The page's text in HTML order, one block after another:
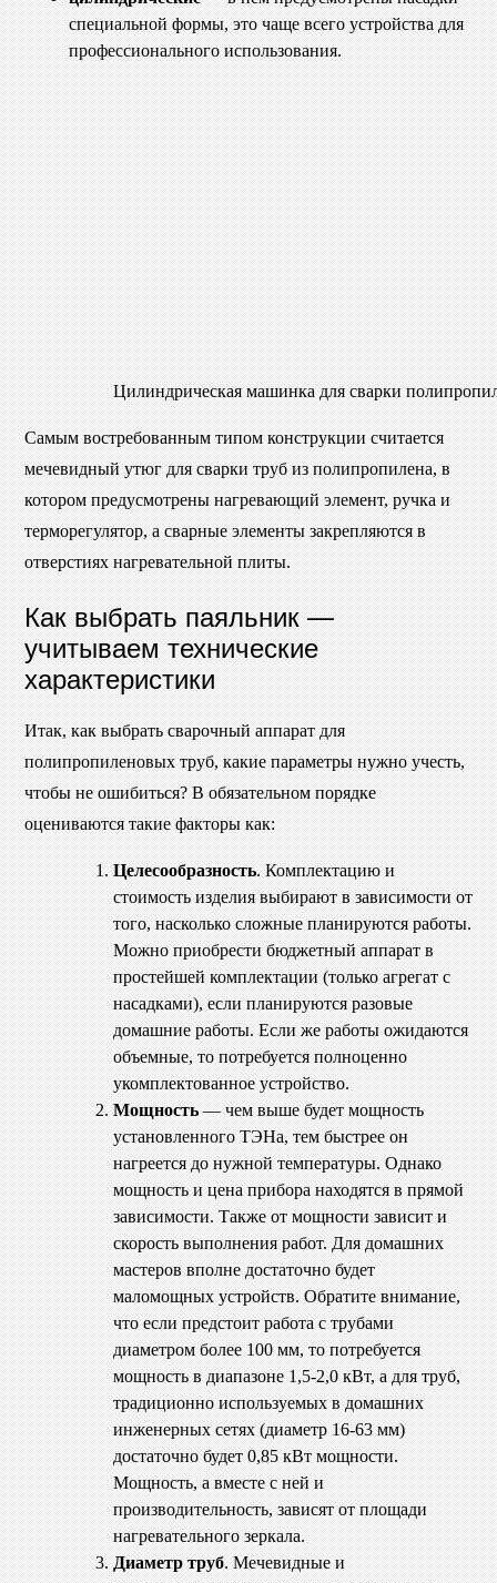
специальной формы, это чаще всего устройства для
профессионального использования.
Цилиндрическая машинка для сварки
Самым востребованным типом конструкции считается
мечевидный утюг для сварки труб из полипропилена, в
котором предусмотрены нагревающий элемент, ручка и
терморегулятор, а сварные элементы закрепляются в
отверстиях нагревательной плиты.
Как выбрать паяльник —
учитываем технические
характеристики
Итак, как выбрать сварочный аппарат для
полипропиленовых труб, какие параметры нужно учесть,
чтобы не ошибиться? В обязательном порядке
оцениваются такие факторы как:
Целесообразность. Комплектацию и
стоимость изделия выбирают в зависимости от
того, насколько сложные планируются работы.
Можно приобрести бюджетный аппарат в
простейшей комплектации (только агрегат с
насадками), если планируются разовые
домашние работы. Если же работы ожидаются
объемные, то потребуется полноценно
укомплектованное устройство.
Мощность— чем выше будет мощность
установленного ТЭНа, тем быстрее он
нагреется до нужной температуры. Однако
мощность и цена прибора находятся в прямой
зависимости. Также от мощности зависит и
скорость выполнения работ. Для домашних
мастеров вполне достаточно будет
маломощных устройств. Обратите внимание,
что если предстоит работа с трубами
диаметром более 100 мм, то потребуется
мощность в диапазоне 1,5-2,0 кВт, а для труб,
традиционно используемых в домашних
инженерных сетях (диаметр 16-63 мм)
достаточно будет 0,85 кВт мощности.
Мощность, а вместе с ней и
производительность, зависят от площади
нагревательного зеркала.
Диаметр труб. Мечевидные и